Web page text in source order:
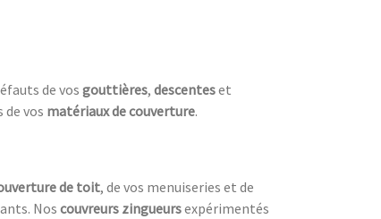
de vos gouttières, descenteset
de vos matériaux de couverture.
de toit, de vos menuiseries et de
Noscouvreurs zingueursexpérimentés